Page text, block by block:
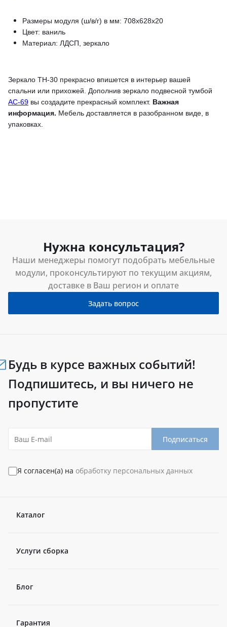
Размеры модуля (ш/в/г) в мм: 708х628х20
Цвет: ваниль
Материал: ЛДСП, зеркало
Зеркало ТН-30 прекрасно впишется в интерьер вашей
спальни или прихожей. Дополнив зеркало подвесной тумбой
АС-69 вы создадите прекрасный комплект. Важная
информация. Мебель доставляется в разобранном виде, в
упаковках.
Нужна консультация?
Наши менеджеры помогут подобрать мебельные
модули, проконсультируют по текущим акциям,
доставке в Ваш регион и оплате
Задать вопрос
Будь в курсе важных событий!
Подпишитесь, и вы ничего не
пропустите
Подписаться
Я согласен(а) на обработку персональных данных
Каталог
Услуги сборка
Блог
Гарантия